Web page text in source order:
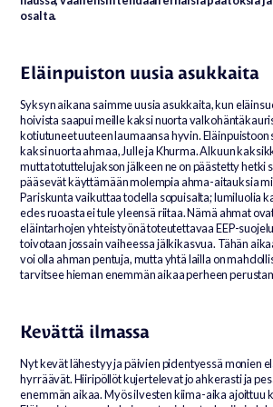
osalta.
Eläinpuiston uusia asukkaita
Syksyn aikana saimme uusia asukkaita, kun
hoivista saapui meille kaksi nuorta
kotiutuneet uuteen laumaansa hyvin. Eläinpuistoon
kaksi nuorta ahmaa, Julle ja Khurma. Alkuun
mutta totuttelujakson jälkeen ne on päästetty hetki
pääsevät käyttämään molempia ahma-aitauksia
Pariskunta vaikuttaa todella sopuisalta; lumiluolia
edes ruoasta ei tule yleensä riitaa. Nämä ahmat
eläintarhojen yhteistyönä toteutettavaa EEP-
toivotaan jossain vaiheessa jälkikasvua. Tähän
voi olla ahman pentuja, mutta yhtä lailla on
tarvitsee hieman enemmän aikaa perheen
Kevättä ilmassa
Nyt kevät lähestyy ja päivien pidentyessä monien
hyrräävät. Hiiripöllöt kujertelevat jo ahkerasti ja
enemmän aikaa. Myös ilvesten kiima-aika ajoittuu